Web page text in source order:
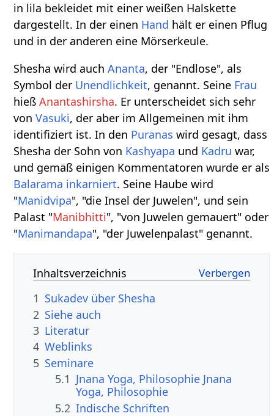
in lila bekleidet mit einer weißen Halskette
dargestellt. In der einen Hand hält er einen Pflug
und in der anderen eine Mörserkeule.
Shesha wird auchAnanta, der "Endlose", als
Symbol der Unendlichkeit, genannt. Seine Frau
hießAnantashirsha. Er unterscheidet sich sehr
vonVasuki, der aber im Allgemeinen mit ihm
identifiziert ist. In den Puranas wird gesagt, dass
Shesha der Sohn von Kashyapa und Kadru war,
und gemäß einigen Kommentatoren wurde er als
Balarama inkarniert. Seine Haube wird
"Manidvipa", "die Insel der Juwelen", und sein
Palast "Manibhitti", "von Juwelen gemauert" oder
"Manimandapa", "der Juwelenpalast" genannt.
Inhaltsverzeichnis
1 Sukadev über Shesha
2 Siehe auch
3 Literatur
4 Weblinks
5 Seminare
5.1 Jnana Yoga, Philosophie Jnana
Yoga, Philosophie
5.2 Indische Schriften